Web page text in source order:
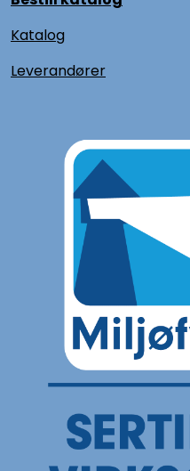
Katalog
Leverandører